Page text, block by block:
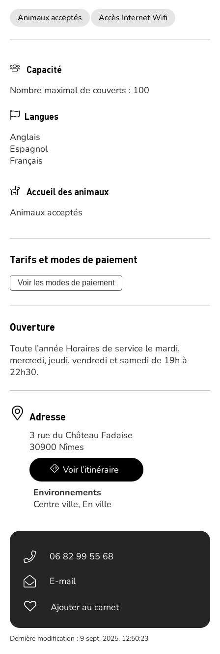
Animaux acceptés Accès Internet Wifi
Capacité
Nombre maximal de couverts : 100
Langues
Anglais
Espagnol
Français
Accueil des animaux
Animaux acceptés
Tarifs et modes de paiement
Voir les modes de paiement
Ouverture
Toute l’année Horaires de service le mardi,
mercredi, jeudi, vendredi et samedi de 19h à
22h30.
Adresse
3 rue du Château Fadaise
30900 Nîmes
Voir l’itinéraire
Environnements
Centre ville, En ville
06 82 99 55 68
E-mail
Ajouter au carnet
Dernière modification : 9 sept. 2025, 12:50:23